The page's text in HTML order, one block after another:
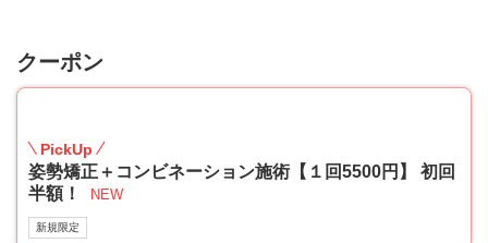
クーポン
PickUp
姿勢矯正＋コンビネーション施術【１回5500円】 初回
半額！
NEW
新規限定